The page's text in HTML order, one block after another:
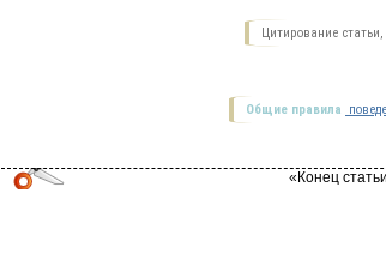
Цитирование
Общие правила